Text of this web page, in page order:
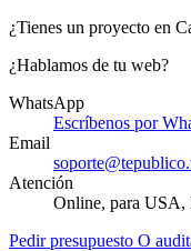
¿Tienes un proyecto en
¿Hablamos de tu web?
WhatsApp
Escríbenos por
Email
Atención
Online, para USA,
Pedir presupuesto O